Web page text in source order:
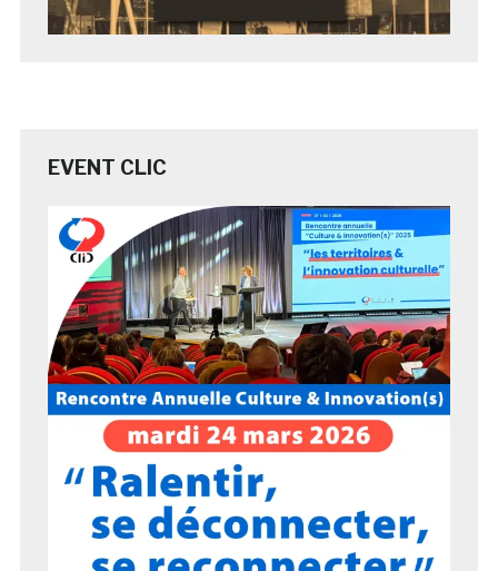
EVENT CLIC